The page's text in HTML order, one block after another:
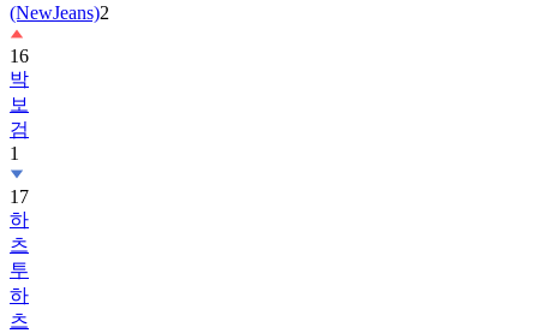
(NewJeans)2
16
박
보
검
1
17
하
츠
투
하
츠